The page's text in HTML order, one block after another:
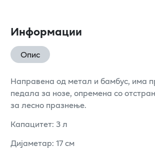
Информации
Опис
Направена од метал и бамбус, има
педала за нозе, опремена со
за лесно празнење.
Капацитет: 3 л
Дијаметар: 17 см